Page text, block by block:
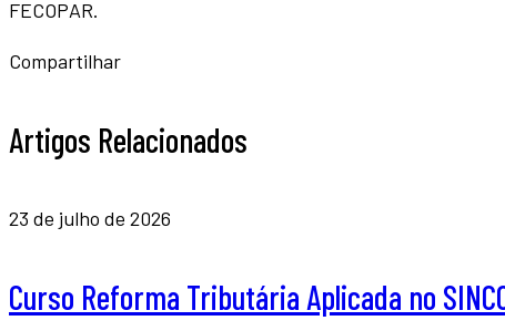
FECOPAR.
Compartilhar
Artigos Relacionados
23 de julho de 2026
Curso Reforma Tributária Aplicada no